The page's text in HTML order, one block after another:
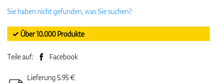
Sie haben nicht gefunden, was Sie suchen?
✓ Über 10.000 Produkte
Teile auf: Facebook
Lieferung 5.95 €